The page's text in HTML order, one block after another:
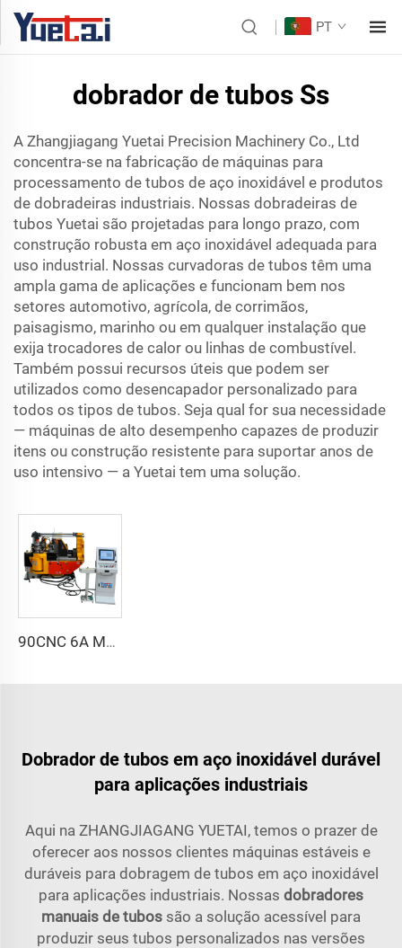
PT
dobrador de tubos Ss
A Zhangjiagang Yuetai Precision Machinery Co., Ltd
concentra-se na fabricação de máquinas para
processamento de tubos de aço inoxidável e produtos
de dobradeiras industriais. Nossas dobradeiras de
tubos Yuetai são projetadas para longo prazo, com
construção robusta em aço inoxidável adequada para
uso industrial. Nossas curvadoras de tubos têm uma
ampla gama de aplicações e funcionam bem nos
setores automotivo, agrícola, de corrimãos,
paisagismo, marinho ou em qualquer instalação que
exija trocadores de calor ou linhas de combustível.
Também possui recursos úteis que podem ser
utilizados como desencapador personalizado para
todos os tipos de tubos. Seja qual for sua necessidade
— máquinas de alto desempenho capazes de produzir
itens ou construção resistente para suportar anos de
uso intensivo — a Yuetai tem uma solução.
90CNC 6A MS Máquina de Curvar Tubos CNC Ferro Tubulação Quadrada com Motor para Alumínio e Aço Inoxidável Tubos de Cobre
Dobrador de tubos em aço inoxidável durável
para aplicações industriais
Aqui na ZHANGJIAGANG YUETAI, temos o prazer de
oferecer aos nossos clientes máquinas estáveis e
duráveis para dobragem de tubos em aço inoxidável
para aplicações industriais. Nossas dobradores
manuais de tubos são a solução acessível para
produzir seus tubos personalizados nas versões